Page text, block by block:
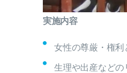
実施内容
女性の尊厳・権
生理や出産などの